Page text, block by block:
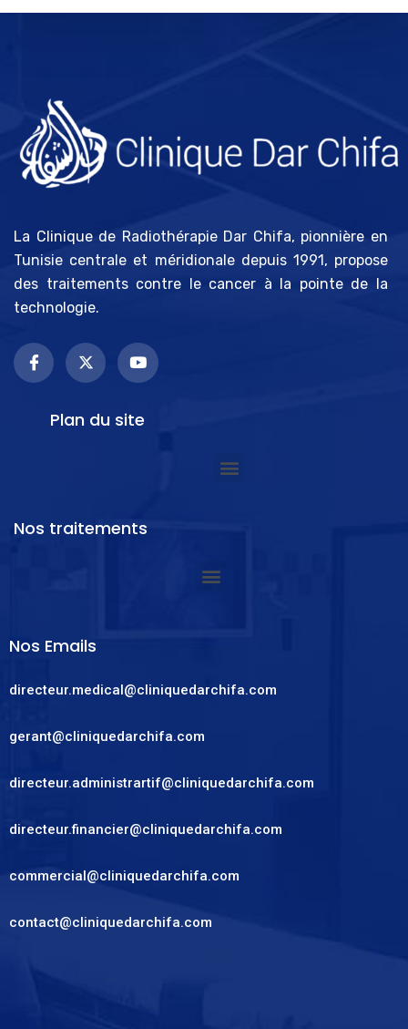
La Clinique de Radiothérapie Dar Chifa, pionnière en
Tunisie centrale et méridionale depuis 1991, propose
des traitements contre le cancer à la pointe de la
technologie.
Plan du site
Nos traitements
Nos Emails
directeur.medical@cliniquedarchifa.com
gerant@cliniquedarchifa.com
directeur.administrartif@cliniquedarchifa.com
directeur.financier@cliniquedarchifa.com
commercial@cliniquedarchifa.com
contact@cliniquedarchifa.com